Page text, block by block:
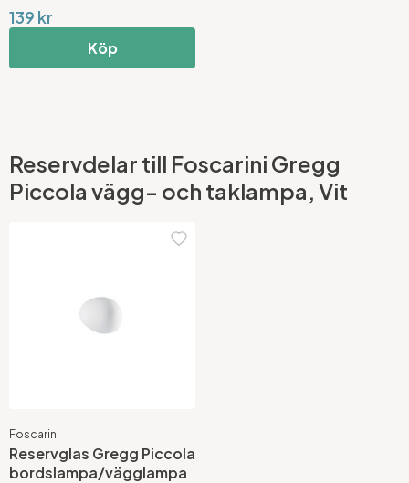
139 kr
Köp
Reservdelar till Foscarini Gregg
Piccola vägg- och taklampa, Vit
Foscarini
Reservglas Gregg Piccola
bordslampa/vägglampa